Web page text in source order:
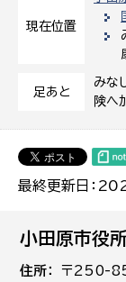
現在位置
足あと
みな
険へ
最終更新日：
小田原市役
住所
〒250-